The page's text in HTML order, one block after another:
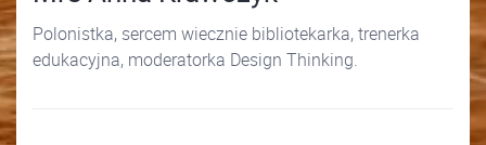
Polonistka, sercem wiecznie bibliotekarka, trenerka
edukacyjna, moderatorka Design Thinking.